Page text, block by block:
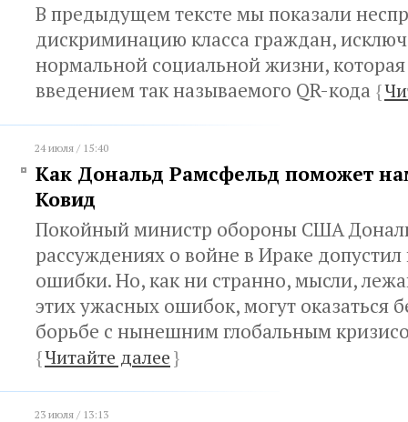
В предыдущем тексте мы показали
дискриминацию класса граждан,
нормальной социальной жизни, которая
введением так называемого QR-кода {
24 июля / 15:40
Как Дональд Рамсфельд поможет
Ковид
Покойный министр обороны США
рассуждениях о войне в Ираке допустил
ошибки. Но, как ни странно, мысли,
этих ужасных ошибок, могут оказаться
борьбе с нынешним глобальным
{Читайте далее}
23 июля / 13:13